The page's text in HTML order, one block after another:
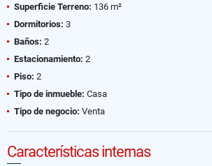
Superficie Terreno: 136 m²
Dormitorios: 3
Baños: 2
Estacionamiento: 2
Piso: 2
Tipo de inmueble: Casa
Tipo de negocio: Venta
Características internas